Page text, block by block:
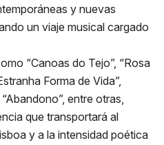
y nuevas
un viaje musical cargado
“Canoas do Tejo”, “Rosa
Forma de Vida”,
entre otras,
que transportará al
y a la intensidad poética